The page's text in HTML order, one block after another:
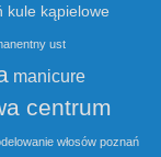
kule kąpielowe
ust
manicure
centrum
włosów poznań